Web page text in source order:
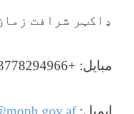
ډاکټر شرافت
مبایل: +93778294966
ایمیل: